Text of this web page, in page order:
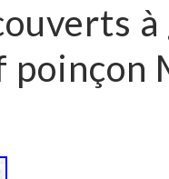
à
poinçon